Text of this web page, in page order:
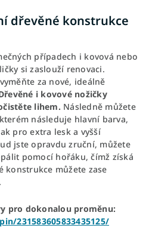
dřevěné konstrukce
případech i kovová nebo
si zaslouží renovaci.
za nové, ideálně
i kovové nožičky
lihem. Následně můžete
následuje hlavní barva,
pro extra lesk a vyšší
jste opravdu zruční, můžete
pomocí hořáku, čímž získá
konstrukce můžete zase
pro dokonalou proměnu:
231583605833435125/